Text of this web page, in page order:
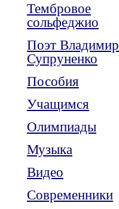
Тембровое
сольфеджио
Поэт Владимир
Супруненко
Пособия
Учащимся
Олимпиады
Музыка
Видео
Современники